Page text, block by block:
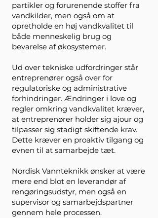
partikler og forurenende stoffer fra
vandkilder, men også om at
opretholde en høj vandkvalitet til
både menneskelig brug og
bevarelse af økosystemer.
Ud over tekniske udfordringer står
entreprenører også over for
regulatoriske og administrative
forhindringer. Ændringer i love og
regler omkring vandkvalitet kræver,
at entreprenører holder sig ajour og
tilpasser sig stadigt skiftende krav.
Dette kræver en proaktiv tilgang og
evnen til at samarbejde tæt.
Nordisk Vannteknikk ønsker at være
mere end blot en leverandør af
rengøringsudstyr, men også en
supervisor og samarbejdspartner
gennem hele processen.